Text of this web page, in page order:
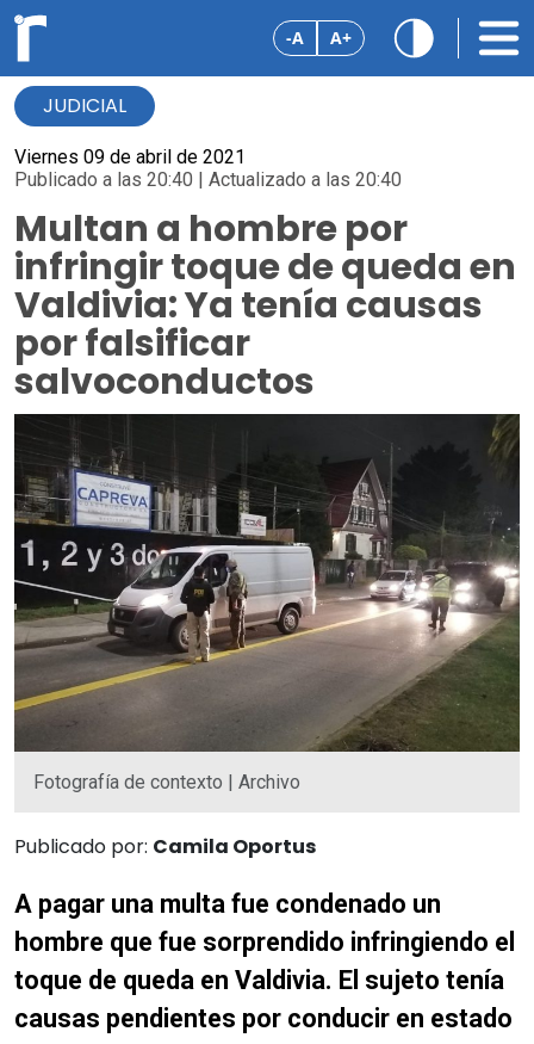
-A A+
JUDICIAL
Viernes 09 de abril de 2021
Publicado a las 20:40 | Actualizado a las 20:40
Multan a hombre por
infringir toque de queda en
Valdivia: Ya tenía causas
por falsificar
salvoconductos
Fotografía de contexto | Archivo
Publicado por: Camila Oportus
A pagar una multa fue condenado un
hombre que fue sorprendido infringiendo el
toque de queda en Valdivia. El sujeto tenía
causas pendientes por conducir en estado